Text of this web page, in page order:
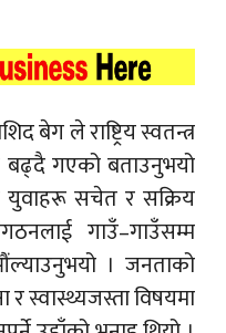
बेग ले राष्ट्रिय स्वतन्त्र
बढ्दै गएको बताउनुभयो
युवाहरू सचेत र सक्रिय
गाउँ–गाउँसम्म
। जनताको
र स्वास्थ्यजस्ता विषयमा